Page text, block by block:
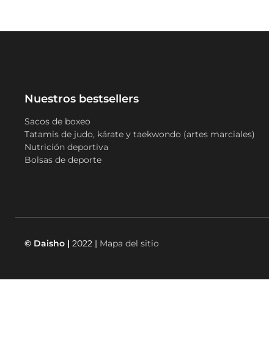
Nuestros bestsellers
Sacos de boxeo
Tatamis de judo, kárate y taekwondo (artes marciales)
Nutrición deportiva
Bolsas de deporte
© Daisho | 2022 | Mapa del sitio